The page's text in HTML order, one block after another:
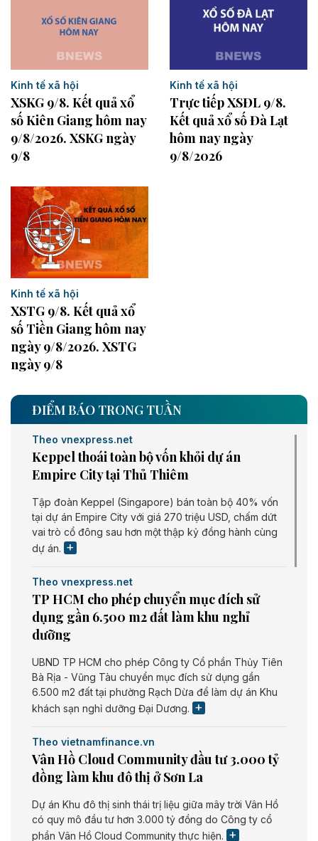
Kinh tế xã hội
XSKG 9/8. Kết quả xổ
số Kiên Giang hôm nay
9/8/2026. XSKG ngày
9/8
Kinh tế xã hội
Trực tiếp XSĐL 9/8.
Kết quả xổ số Đà Lạt
hôm nay ngày
9/8/2026
Kinh tế xã hội
XSTG 9/8. Kết quả xổ
số Tiền Giang hôm nay
ngày 9/8/2026. XSTG
ngày 9/8
ĐIỂM BÁO TRONG TUẦN
Theo vnexpress.net
Keppel thoái toàn bộ vốn khỏi dự án
Empire City tại Thủ Thiêm
Tập đoàn Keppel (Singapore) bán toàn bộ 40% vốn
tại dự án Empire City với giá 270 triệu USD, chấm dứt
vai trò cổ đông sau hơn một thập kỷ đồng hành cùng
dự án.
Theo vnexpress.net
TP HCM cho phép chuyển mục đích sử
dụng gần 6.500 m2 đất làm khu nghỉ
dưỡng
UBND TP HCM cho phép Công ty Cổ phần Thủy Tiên
Bà Rịa - Vũng Tàu chuyển mục đích sử dụng gần
6.500 m2 đất tại phường Rạch Dừa để làm dự án Khu
khách sạn nghỉ dưỡng Đại Dương.
Theo vietnamfinance.vn
Vân Hồ Cloud Community đầu tư 3.000 tỷ
đồng làm khu đô thị ở Sơn La
Dự án Khu đô thị sinh thái trị liệu giữa mây trời Vân Hồ
có quy mô đầu tư hơn 3.000 tỷ đồng do Công ty cổ
phần Vân Hồ Cloud Community thực hiện.